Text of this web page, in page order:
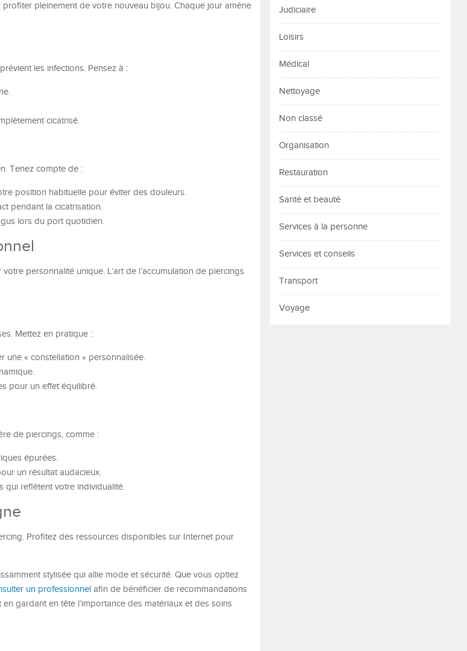
pleinement de votre nouveau bijou. Chaque jour amène
les infections. Pensez à :
cicatrisé.
Tenez compte de :
position habituelle pour éviter des douleurs.
pendant la cicatrisation.
lors du port quotidien.
personnalité unique. L’art de l’accumulation de piercings
Mettez en pratique :
une « constellation » personnalisée.
pour un effet équilibré.
de piercings, comme :
épurées.
un résultat audacieux.
qui reflètent votre individualité.
Profitez des ressources disponibles sur Internet pour
stylisée qui allie mode et sécurité. Que vous optiez
un professionnel afin de bénéficier de recommandations
gardant en tête l’importance des matériaux et des soins
Judiciaire
Loisirs
Médical
Nettoyage
Non classé
Organisation
Restauration
Santé et beauté
Services à la personne
Services et conseils
Transport
Voyage